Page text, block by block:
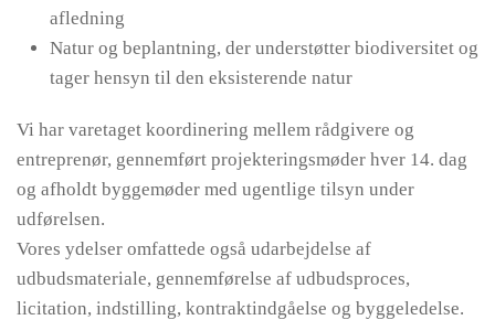
afledning
Natur og beplantning, der understøtter biodiversitet og
tager hensyn til den eksisterende natur
Vi har varetaget koordinering mellem rådgivere og
entreprenør, gennemført projekteringsmøder hver 14. dag
og afholdt byggemøder med ugentlige tilsyn under
udførelsen.
Vores ydelser omfattede også udarbejdelse af
udbudsmateriale, gennemførelse af udbudsproces,
licitation, indstilling, kontraktindgåelse og byggeledelse.